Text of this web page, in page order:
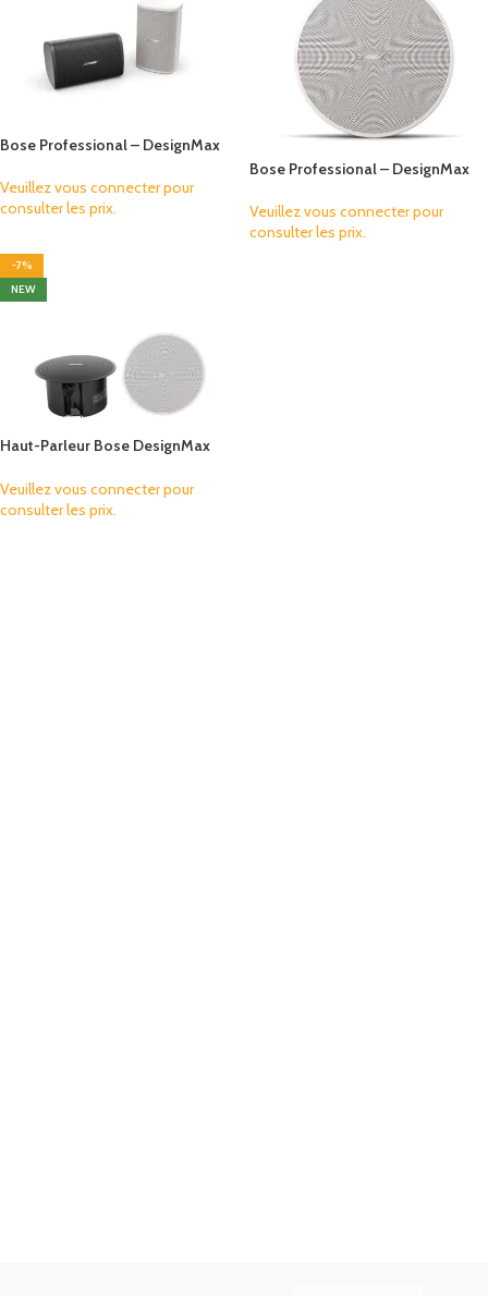
Bose Professional – DesignMax
Veuillez vous connecter pour
consulter les prix.
Bose Professional – DesignMax
Veuillez vous connecter pour
consulter les prix.
-7%
NEW
Haut-Parleur Bose DesignMax
Veuillez vous connecter pour
consulter les prix.